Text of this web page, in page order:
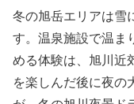
冬の旭岳エリアは雪
す。温泉施設で温ま
める体験は、旭川近
を楽しんだ後に夜の